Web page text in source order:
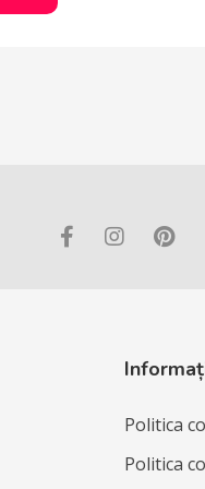
Politica
Politica